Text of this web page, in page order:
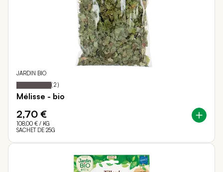
JARDIN BIO
Notation: 100
% of
( 2 )
Mélisse - bio
2,70 €
108,00 € / KG
SACHET DE 25G